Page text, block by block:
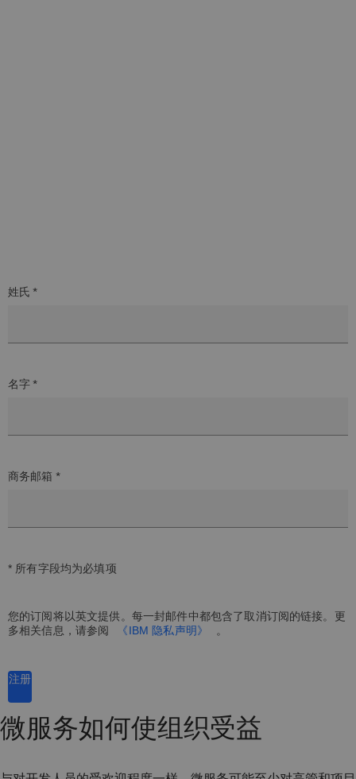
姓氏 *
名字 *
商务邮箱 *
* 所有字段均为必填项
您的订阅将以英文提供。每一封邮件中都包含了取消订阅的链接。更
多相关信息，请参阅
《IBM 隐私声明》 。
注册
微服务如何使组织受益